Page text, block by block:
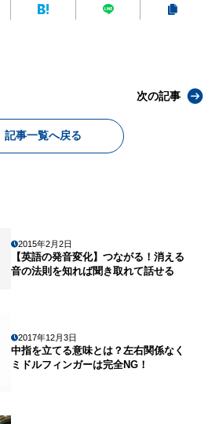
記事一覧へ戻る
次の記事
2015年2月2日
【英語の発音変化】つながる！消える
音の法則を知れば聞き取れて話せる
2017年12月3日
中指を立てる意味とは？左右関係なく
ミドルフィンガーは完全NG！